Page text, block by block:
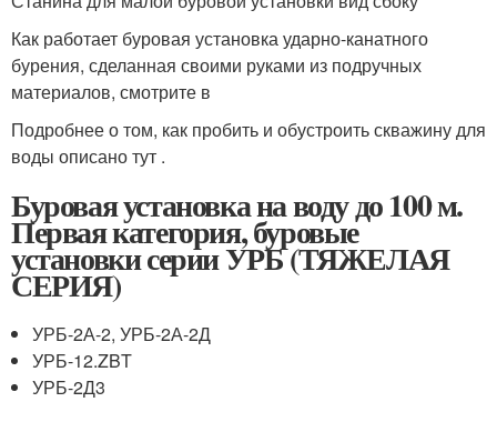
Как работает буровая установка ударно-канатного
бурения, сделанная своими руками из подручных
материалов, смотрите в
Подробнее о том, как пробить и обустроить скважину для
воды описано тут .
Буровая установка на воду до 100 м.
Первая категория, буровые
установки серии УРБ (ТЯЖЕЛАЯ
СЕРИЯ)
УРБ-2А-2, УРБ-2А-2Д
УРБ-12.ZBT
УРБ-2Д3